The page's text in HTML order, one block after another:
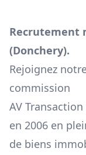
Recrutement
(Donchery).
Rejoignez
commission
AV
en 2006 en
de biens